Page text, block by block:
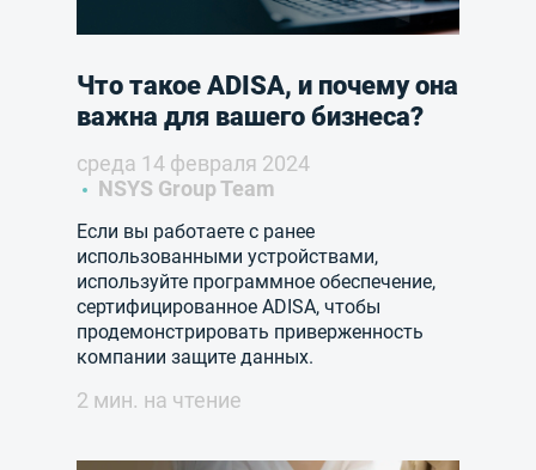
Что такое ADISA, и почему она
важна для вашего бизнеса?
среда 14 февраля 2024
NSYS Group Team
Если вы работаете с ранее
использованными устройствами,
используйте программное обеспечение,
сертифицированное ADISA, чтобы
продемонстрировать приверженность
компании защите данных.
2 мин. на чтение